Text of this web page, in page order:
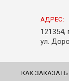
АДРЕС:
121354,
ул.
КАК ЗАКАЗАТЬ